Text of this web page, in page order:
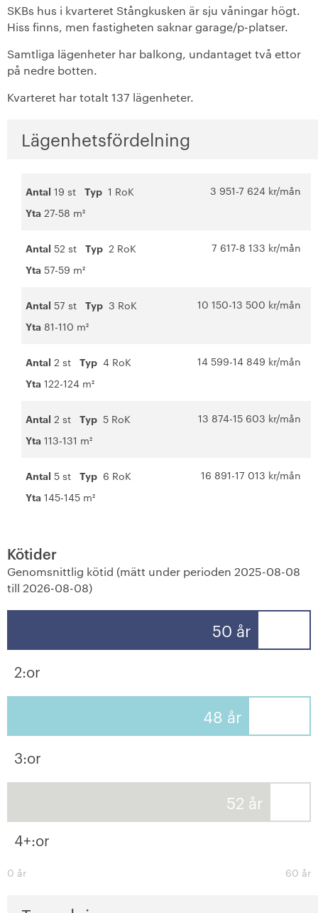
+
Tyresö
+
Uppsala
Nyproduktion
Vår boendeform
SKBs hus i kvarteret Stångkusken är sju våningar högt.
Hiss finns, men fastigheten saknar garage/p-platser.
Samtliga lägenheter har balkong, undantaget två ettor
på nedre botten.
Kvarteret har totalt 137 lägenheter.
Lägenhetsfördelning
Antal 19 st Typ 1 RoK 3 951-7 624 kr/mån
Yta 27-58 m²
Antal 52 st Typ 2 RoK 7 617-8 133 kr/mån
Yta 57-59 m²
Antal 57 st Typ 3 RoK 10 150-13 500 kr/mån
Yta 81-110 m²
Antal 2 st Typ 4 RoK 14 599-14 849 kr/mån
Yta 122-124 m²
Antal 2 st Typ 5 RoK 13 874-15 603 kr/mån
Yta 113-131 m²
Antal 5 st Typ 6 RoK 16 891-17 013 kr/mån
Yta 145-145 m²
Kötider
Genomsnittlig kötid (mätt under perioden 2025-08-08
till 2026-08-08)
50 år
2:or
48 år
3:or
52 år
4+:or
0 år 60 år